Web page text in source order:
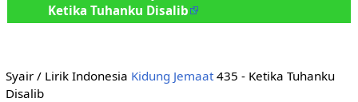
Ketika Tuhanku Disalib
Syair / Lirik Indonesia Kidung Jemaat435 - Ketika Tuhanku
Disalib